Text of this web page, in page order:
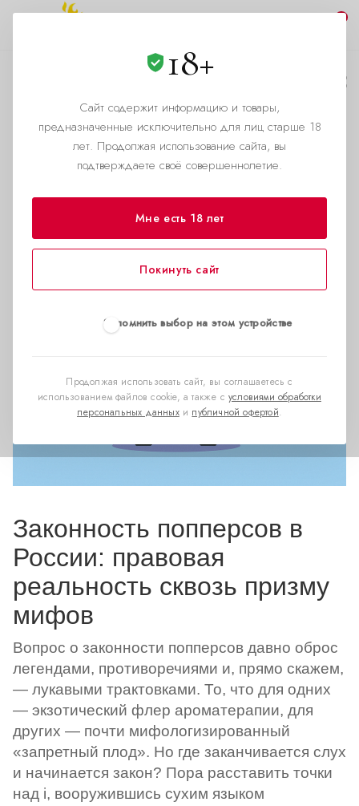
18+
Сайт содержит информацию и товары,
предназначенные исключительно для лиц старше 18
лет. Продолжая использование сайта, вы
подтверждаете своё совершеннолетие.
Мне есть 18 лет
Покинуть сайт
Запомнить выбор на этом устройстве
Продолжая использовать сайт, вы соглашаетесь с
использованием файлов cookie, а также сусловиями обработки
персональных данныхи публичной офертой.
Законность попперсов
Главная страница — Помощь — Законность попперсов
Законность попперсов в
России: правовая
реальность сквозь призму
мифов
Вопрос о законности попперсов давно оброс
легендами, противоречиями и, прямо скажем,
— лукавыми трактовками. То, что для одних
— экзотический флер ароматерапии, для
других — почти мифологизированный
«запретный плод». Но где заканчивается слух
и начинается закон? Пора расставить точки
над i, вооружившись сухим языком